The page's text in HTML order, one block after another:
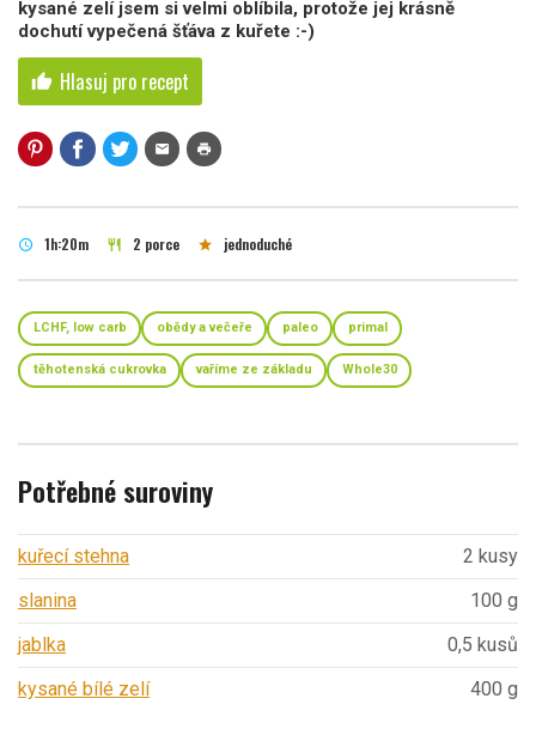
kysané zelí jsem si velmi oblíbila, protože jej krásně
dochutí vypečená šťáva z kuřete :-)
thumb_up Hlasuj pro recept
mail print
schedule 1h:20m restaurant 2 porce star jednoduché
LCHF, low carb obědy a večeře paleo primal
těhotenská cukrovka vaříme ze základu Whole30
Potřebné suroviny
kuřecí stehna
2 kusy
slanina
100 g
jablka
0,5 kusů
kysané bílé zelí
400 g